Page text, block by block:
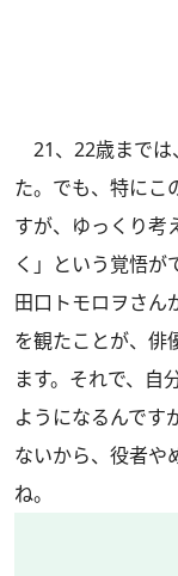
21、22歳までは
た。でも、特にこ
すが、ゆっくり考
く」という覚悟が
田口トモロヲさん
を観たことが、俳
ます。それで、自
ようになるんです
ないから、役者や
ね。